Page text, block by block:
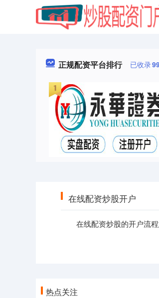
正规配资平台排行 已收录
在线配资炒股开户
在线配资炒股的开户流
热点关注